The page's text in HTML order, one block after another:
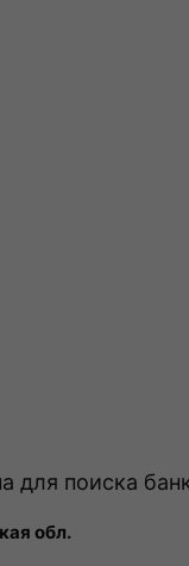
для поиска
обл.